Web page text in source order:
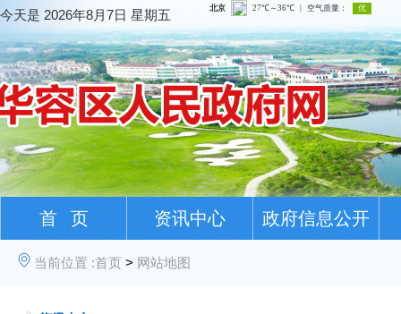
今天是 2026年8月7日 星期五
首 页 资讯中心 政府信息公开
当前位置 :首页 > 网站地图